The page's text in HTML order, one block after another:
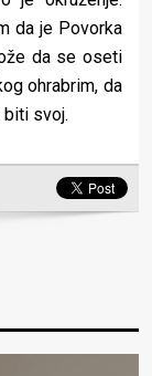
da je Povorka
da se oseti
ohrabrim, da
biti svoj.